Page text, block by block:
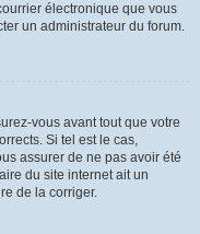
électronique que vous
un administrateur du forum.
vous avant tout que votre
Si tel est le cas,
assurer de ne pas avoir été
du site internet ait un
de la corriger.